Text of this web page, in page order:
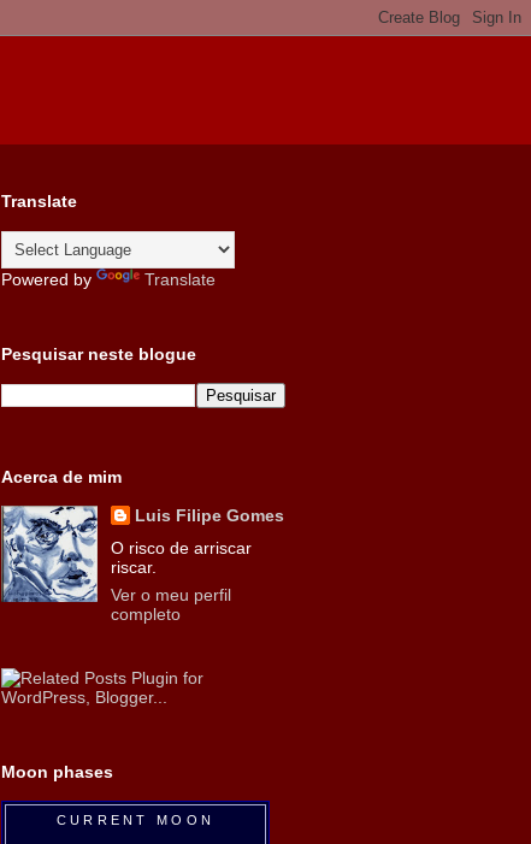
Translate
Powered by Translate
Pesquisar neste blogue
Acerca de mim
Luis Filipe Gomes
O risco de arriscar
riscar.
Ver o meu perfil
completo
Moon phases
CURRENT MOON